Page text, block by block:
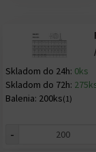
Skladom do 24h: 0ks
Skladom do 72h:
Balenia: 200ks(1)
-